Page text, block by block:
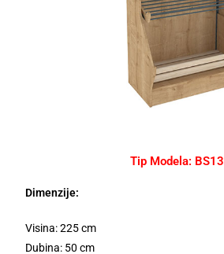
Tip Modela: BS13
Dimenzije:
Visina: 225 cm
Dubina: 50 cm